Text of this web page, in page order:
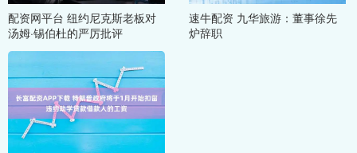
配资网平台 纽约尼克斯老板对
汤姆·锡伯杜的严厉批评
速牛配资 九华旅游：董事徐先
炉辞职